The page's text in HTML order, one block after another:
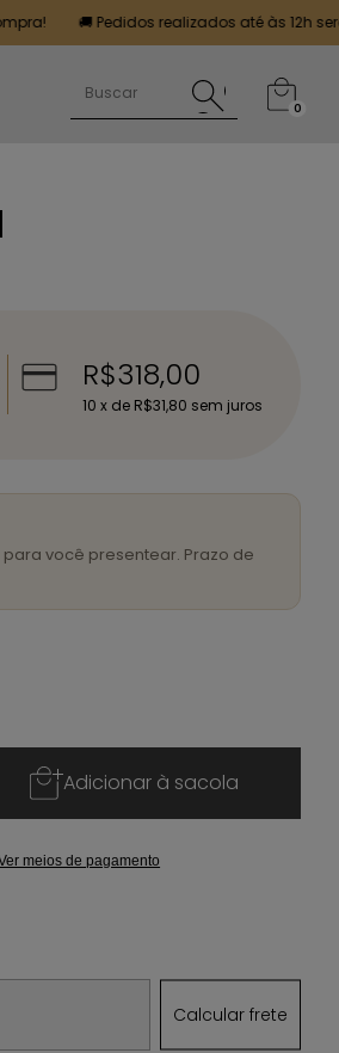
🚚 Pedidos realizados até às 12h serão
0
R$318,00
10 x de R$31,80 sem juros
você presentear. Prazo de
Adicionar à sacola
meios de pagamento
Calcular frete